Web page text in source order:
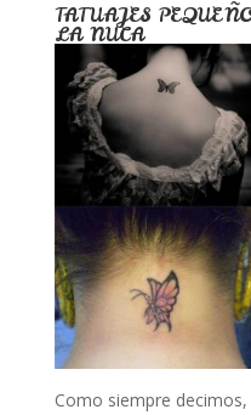
TATUAJES
LA NUCA
Como siempre